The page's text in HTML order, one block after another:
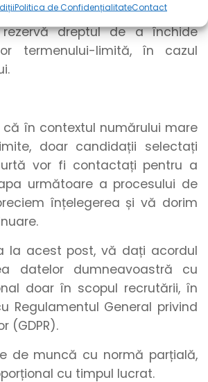
Politica de ConfidențialitateContact
candidaturilor primite.
dreptul de a închide
termenului-limită, în cazul
în contextul numărului mare
doar candidații selectați
vor fi contactați pentru a
următoare a procesului de
înțelegerea și vă dorim
la acest post, vă dați acordul
datelor dumneavoastră cu
doar în scopul recrutării, în
Regulamentul General privind
(GDPR).
de muncă cu normă parțială,
cu timpul lucrat.